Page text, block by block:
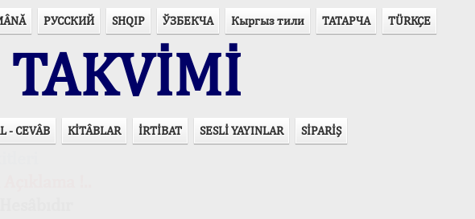
РУССКИЙ SHQIP ЎЗБЕКЧА Кыргыз тили ТАТАРЧА TÜRKÇE
- CEVÂB KİTÂBLAR İRTİBAT SESLİ YAYINLAR SİPARİŞ